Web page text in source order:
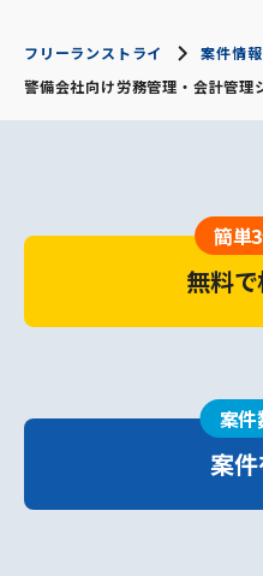
フリーランストライ
案件情報
警備会社向け労務管理・会計管
簡単
無料
案件
案